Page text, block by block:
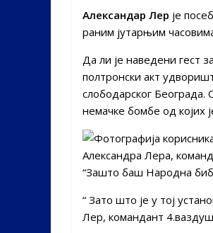
Александар Лер је
раним јутарњим
Да ли је наведени гест
полтронски акт
слободарског Београда.
немачке бомбе од којих
Александра Лера,
“Зашто баш Народна
“ Зато што је у тој
Лер, командант